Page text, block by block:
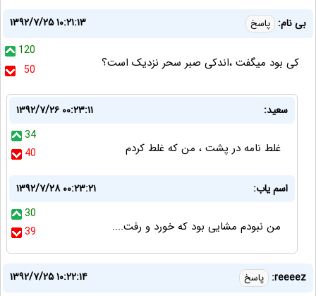
بی نام: پاسخ
۱۳۹۲/۷/۲۵ ۱۰:۲۱:۱۳
120
50
کی بود میگفت ،اندکی صبر سحر نزدیک است؟
سعيد:
۱۳۹۲/۷/۲۶ ۰۰:۲۳:۱۱
34
40
غلط نامه در پشت ، من كه غلط كردم
اسم یاب:
۱۳۹۲/۷/۲۸ ۰۰:۲۳:۲۱
30
39
من نبودم مشایی بود که خورد و رفت....
reeeez: پاسخ
۱۳۹۲/۷/۲۵ ۱۰:۲۲:۱۴